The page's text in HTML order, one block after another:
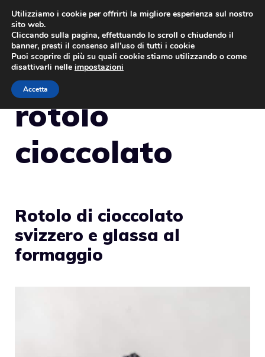
Vai
contenuto
rotolo
cioccolato
Rotolo di cioccolato
svizzero e glassa al
formaggio
Utilizziamo i cookie per offrirti la migliore esperienza sul nostro
sito web.
Cliccando sulla pagina, effettuando lo scroll o chiudendo il
banner, presti il consenso all’uso di tutti i cookie
Puoi scoprire di più su quali cookie stiamo utilizzando o come
disattivarli nelle impostazioni
Accetta